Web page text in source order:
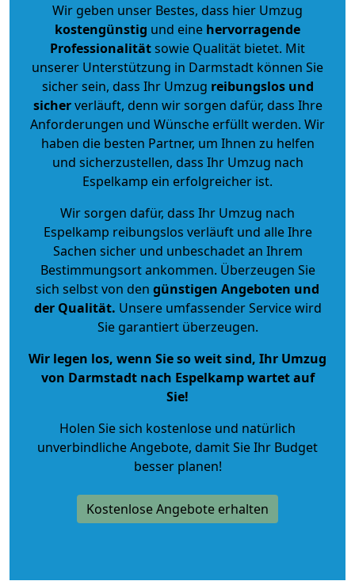
Wir geben unser Bestes, dass hier Umzug
kostengünstig und eine hervorragende
Professionalitätsowie Qualität bietet. Mit
unserer Unterstützung in Darmstadt können Sie
sicher sein, dass Ihr Umzug reibungslos und
sicherverläuft, denn wir sorgen dafür, dass Ihre
Anforderungen und Wünsche erfüllt werden. Wir
haben die besten Partner, um Ihnen zu helfen
und sicherzustellen, dass Ihr Umzug nach
Espelkamp ein erfolgreicher ist.
Wir sorgen dafür, dass Ihr Umzug nach
Espelkamp reibungslos verläuft und alle Ihre
Sachen sicher und unbeschadet an Ihrem
Bestimmungsort ankommen. Überzeugen Sie
sich selbst von den günstigen Angeboten und
der Qualität. Unsere umfassender Service wird
Sie garantiert überzeugen.
Wir legen los, wenn Sie so weit sind, Ihr Umzug
von Darmstadt nach Espelkamp wartet auf
Sie!
Holen Sie sich kostenlose und natürlich
unverbindliche Angebote, damit Sie Ihr Budget
besser planen!
Kostenlose Angebote erhalten